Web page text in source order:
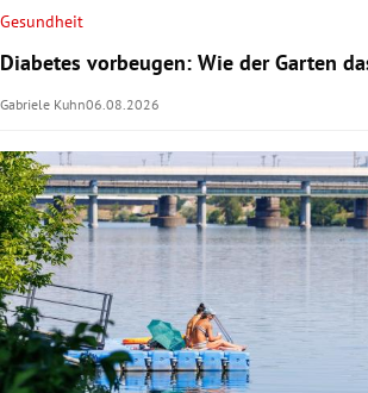
Gesundheit
Diabetes vorbeugen: Wie der Garten
Gabriele Kuhn06.08.2026